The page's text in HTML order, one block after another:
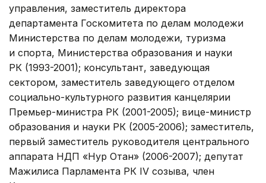
управления, заместитель директора
департамента Госкомитета по делам молодежи
Министерства по делам молодежи, туризма
и спорта, Министерства образования и науки
РК (1993-2001); консультант, заведующая
сектором, заместитель заведующего отделом
социально-культурного развития канцелярии
Премьер-министра РК (2001-2005); вице-министр
образования и науки РК (2005-2006); заместитель,
первый заместитель руководителя центрального
аппарата НДП «Нур Отан» (2006-2007); депутат
Мажилиса Парламента РК IV созыва, член